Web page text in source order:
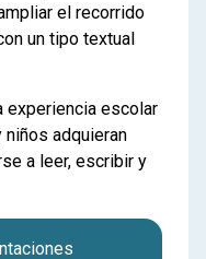
el recorrido
un tipo textual
experiencia escolar
niños adquieran
a leer, escribir y